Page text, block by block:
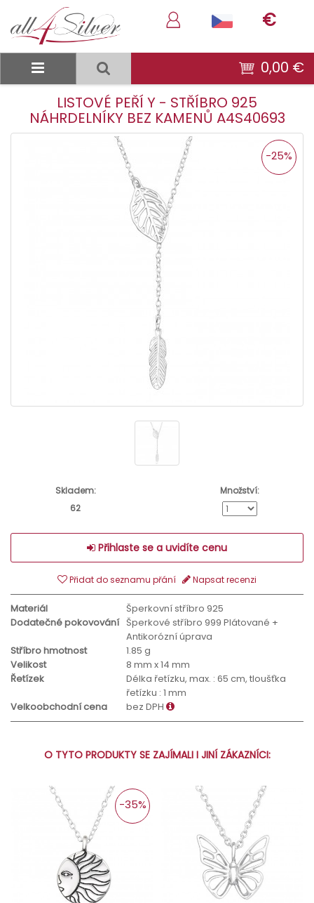
€
0,00 €
LISTOVÉ PEŘÍ Y - STŘÍBRO 925
NÁHRDELNÍKY BEZ KAMENŮ A4S40693
-25%
Skladem:
62
Množství:
Přihlaste se a uvidíte cenu
Přidat do seznamu přání Napsat recenzi
Materiál
Šperkovní stříbro 925
Dodatečné pokovování Šperkové stříbro 999 Plátované +
Antikorózní úprava
Stříbro hmotnost
1.85 g
Velikost
8 mm x 14 mm
Řetízek
Délka řetízku, max. : 65 cm, tloušťka
řetízku : 1 mm
Velkoobchodní cena
bez DPH
O TYTO PRODUKTY SE ZAJÍMALI I JINÍ ZÁKAZNÍCI:
-35%